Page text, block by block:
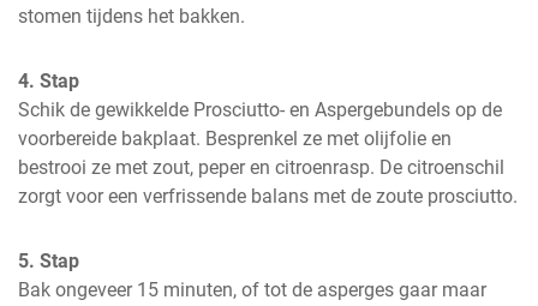
stomen tijdens het bakken.
4. Stap
Schik de gewikkelde Prosciutto- en Aspergebundels op de
voorbereide bakplaat. Besprenkel ze met olijfolie en
bestrooi ze met zout, peper en citroenrasp. De citroenschil
zorgt voor een verfrissende balans met de zoute prosciutto.
5. Stap
Bak ongeveer 15 minuten, of tot de asperges gaar maar